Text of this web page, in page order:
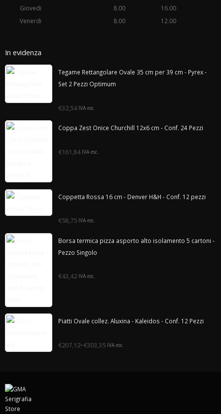
Giovedi
8.00
16.00
Venerdi
8.00 12.00
In evidenza
Tegame Rettangolare Ovale 35 cm per 39 cm - Pyrex -
Set 2 Pezzi Optimum
0
di
€32,54 IVA esc.
Coppa Zest Onice Churchill 12x6 cm - Conf. 24 Pezzi
0
di
€161,84 IVA esc.
Coppetta Rossa 16 cm - Denver H&H - Conf. 12 pezzi
0
di
€58,75 IVA esc.
Borsa termica pizza asporto alto isolamento 5 cartoni -
Pezzo Singolo
0
di
€43,42 IVA esc.
Piatti Ovale collez. Aluxina - Kaleidos - Conf. 12 Pezzi
di
€207,12–€303,35 IVA esc.